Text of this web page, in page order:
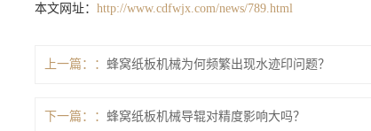
本文网址： http://www.cdfwjx.com/news/789.html
上一篇： 蜂窝纸板机械为何频繁出现水迹印问题？
下一篇： 蜂窝纸板机械导辊对精度影响大吗？